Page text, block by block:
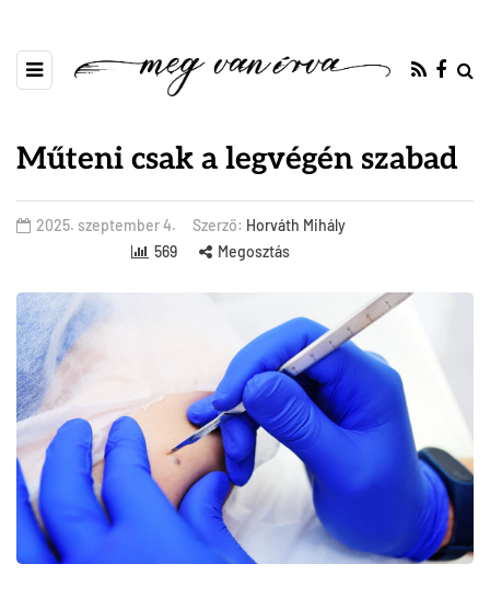
Műteni csak a legvégén szabad
2025. szeptember 4. Szerző: Horváth Mihály
569
Megosztás